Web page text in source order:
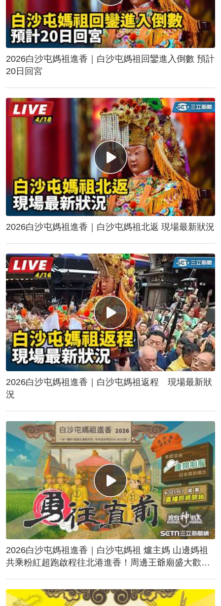
2026白沙屯媽祖進香｜白沙屯媽祖回鑾進入倒數 預計
20日回宮
2026白沙屯媽祖進香｜白沙屯媽祖北返 現場最新狀況
2026白沙屯媽祖進香｜白沙屯媽祖返程 現場最新狀
況
2026白沙屯媽祖進香｜白沙屯媽祖 爐主媽 山邊媽祖
共乘粉紅超跑啟程往北港進香！周邊王爺廟盛大歡